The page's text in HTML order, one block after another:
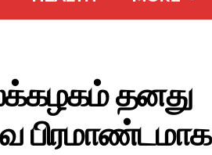
தனது
பிரமாண்டமாக